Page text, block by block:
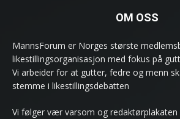
OM OSS
MannsForum er Norges største
likestillingsorganisasjon med fokus på
Vi arbeider for at gutter, fedre og menn
stemme i likestillingsdebatten
Vi følger vær varsom og redaktørplakaten